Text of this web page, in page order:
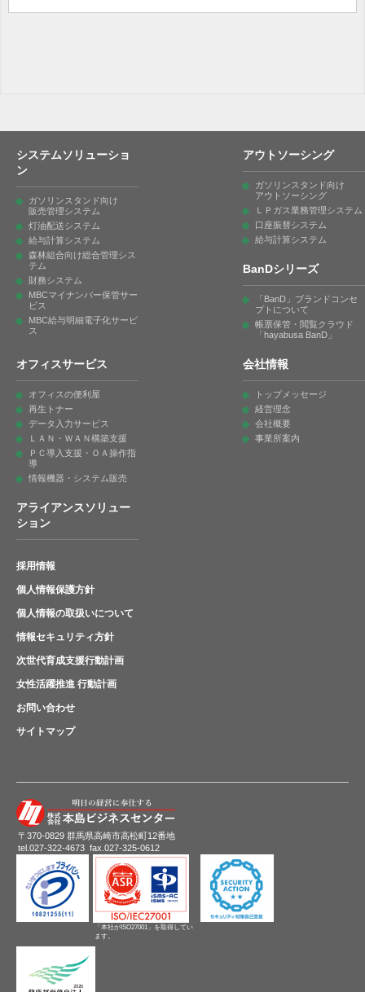
システムソリューショ
ン
ガソリンスタンド向け
販売管理システム
灯油配送システム
給与計算システム
森林組合向け総合管理シス
テム
財務システム
MBCマイナンバー保管サー
ビス
MBC給与明細電子化サービ
ス
アウトソーシング
ガソリンスタンド向け
アウトソーシング
ＬＰガス業務管理システム
口座振替システム
給与計算システム
BanDシリーズ
「BanD」ブランドコンセ
プトについて
帳票保管・閲覧クラウド
「hayabusa BanD」
オフィスサービス
オフィスの便利屋
再生トナー
データ入力サービス
ＬＡＮ・ＷＡＮ構築支援
ＰＣ導入支援・ＯＡ操作指
導
情報機器・システム販売
アライアンスソリュー
ション
会社情報
トップメッセージ
経営理念
会社概要
事業所案内
採用情報
個人情報保護方針
個人情報の取扱いについて
情報セキュリティ方針
次世代育成支援行動計画
女性活躍推進 行動計画
お問い合わせ
サイトマップ
〒370-0829 群馬県高崎市高松町12番地
tel.027-322-4673 fax.027-325-0612
「本社がISO27001」を取得してい
ます。